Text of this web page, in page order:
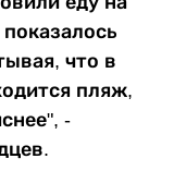
что в
пляж,
-